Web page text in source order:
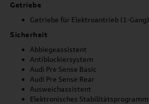
Getriebe
Getriebe für Elektroantrieb (1-Gang)
Sicherheit
Abbiegeassistent
Antiblockiersystem
Audi Pre Sense Basic
Audi Pre Sense Rear
Ausweichassistent
Elektronisches Stabilitätsprogramm